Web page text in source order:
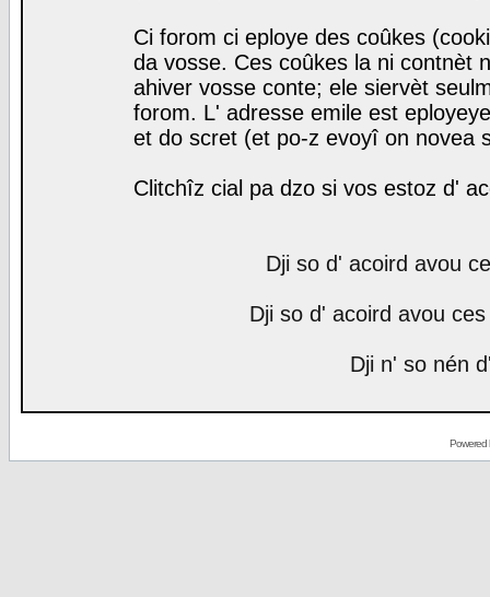
Ci forom ci eploye des coûkes
da vosse. Ces coûkes la ni contnèt
ahiver vosse conte; ele siervèt
forom. L' adresse emile est
et do scret (et po-z evoyî on novea
Clitchîz cial pa dzo si vos estoz d'
Dji so d' acoird avou
Dji so d' acoird avou
Dji n' so nén
Powered